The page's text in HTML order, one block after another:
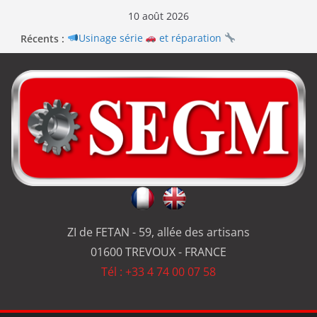
10 août 2026
Récents :
Usinage série
et réparation
Bel été à tous : le barbecue d’été de SEGM
Renouvellement de la certification ISO 9001
Le repas d’équipe de SEGM allume le feu
ZI de FETAN - 59, allée des artisans
01600 TREVOUX - FRANCE
Tél : +33 4 74 00 07 58